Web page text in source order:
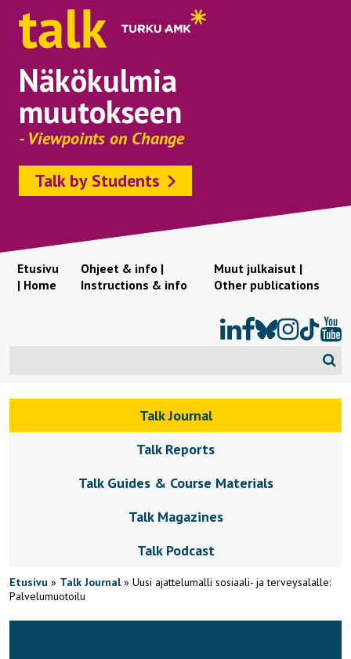
Näkökulmia
muutokseen
- Viewpoints on Change
Talk by Students
Etusivu
| Home
Ohjeet & info |
Instructions & info
Muut julkaisut |
Other publications
Talk Journal
Talk Reports
Talk Guides & Course Materials
Talk Magazines
Talk Podcast
Etusivu » Talk Journal» Uusi ajattelumalli sosiaali- ja terveysalalle:
Palvelumuotoilu